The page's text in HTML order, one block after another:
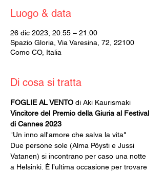
Luogo & data
26 dic 2023, 20:55 – 21:00
Spazio Gloria, Via Varesina, 72, 22100
Como CO, Italia
Di cosa si tratta
FOGLIE AL VENTO di Aki Kaurismaki
Vincitore del Premio della Giuria al Festival
di Cannes 2023
"Un inno all'amore che salva la vita"
Due persone sole (Alma Pöysti e Jussi
Vatanen) si incontrano per caso una notte
a Helsinki. È l’ultima occasione per trovare